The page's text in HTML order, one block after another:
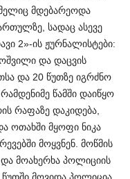
მდებარეოდა
სადაც ასევე
2»-ის ჟურნალისტები:
და დაცვის
და 20 წუთზე იგრძნო
წამში დაიწყო
რაფაზე დაკიდება,
ოთახში მყოფი ნიკა
მოყვნენ. მოწმის
მოახერხა პოლიციის